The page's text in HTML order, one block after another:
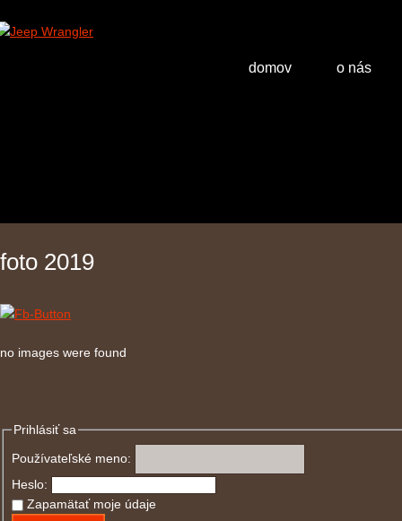
domov o nás
foto 2019
no images were found
Prihlásiť sa
Používateľské meno:
Heslo:
Zapamätať moje údaje